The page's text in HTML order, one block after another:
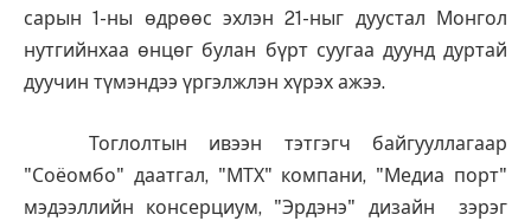
сарын 1-ны өдрөөс эхлэн 21-ныг дуустал Монгол
нутгийнхаа өнцөг булан бүрт суугаа дуунд дуртай
дуучин түмэндээ үргэлжлэн хүрэх ажээ.
Тоглолтын ивээн тэтгэгч байгууллагаар
"Соёомбо" даатгал, "МТХ" компани, "Медиа порт"
мэдээллийн консерциум, "Эрдэнэ" дизайн зэрэг